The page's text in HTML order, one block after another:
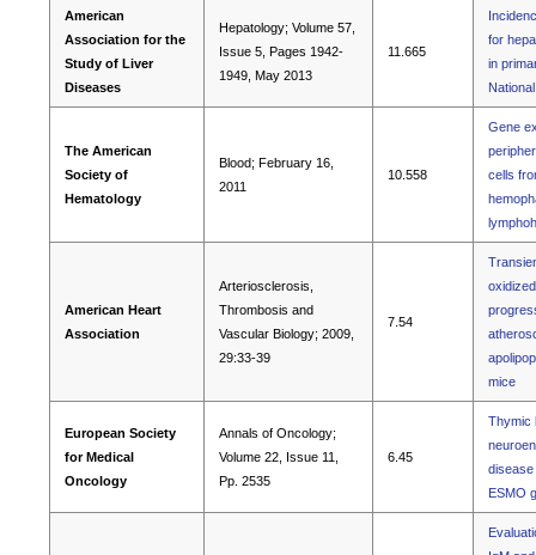
American
Association for the
Study of Liver
Diseases
Hepatology; Volume 57,
Issue 5, Pages 1942-
1949, May 2013
11.665
for
in
The American
Society of
Hematology
Blood; February 16,
2011
10.558
Gene
cells
American Heart
Association
Arteriosclerosis,
Thrombosis and
Vascular Biology; 2009,
29:33-39
7.54
mice
European Society
for Medical
Oncology
Annals of Oncology;
Volume 22, Issue 11,
Pp. 2535
6.45
Thymic
disease
ESMO